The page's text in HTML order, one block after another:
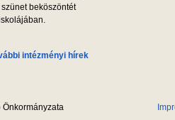
beköszöntét
intézményi hírek